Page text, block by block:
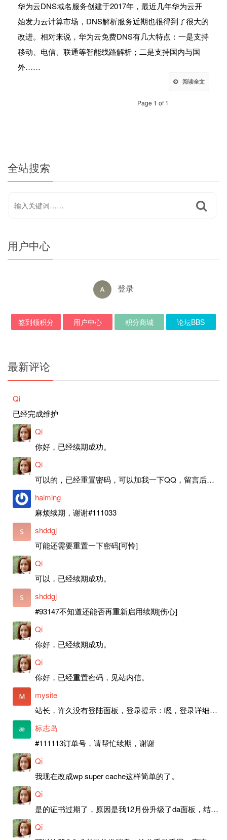
华为云DNS域名服务创建于2017年，最近几年华为云开
始发力云计算市场，DNS解析服务近期也很得到了很大的
改进。相对来说，华为云免费DNS有几大特点：一是支持
移动、电信、联通等智能线路解析；二是支持国内与国
外……
阅读全文
Page 1 of 1
全站搜索
用户中心
登录
签到领积分 用户中心 积分商城 论坛BBS
最新评论
Qi
已经完成维护
Qi
你好，已经续期成功。
Qi
可以的，已经重置密码，可以加我一下QQ，留言后我就发密码给你。
haiming
麻烦续期，谢谢#111033
shddgj
可能还需要重置一下密码[可怜]
Qi
可以，已经续期成功。
shddgj
#93147不知道还能否再重新启用续期[伤心]
Qi
你好，已经续期成功。
Qi
你好，已经重置密码，见站内信。
mysite
站长，许久没有登陆面板，登录提示：嗯，登录详细信息似乎不正确。请重试。 网站还可以正常使用。如果是密码问题请帮忙重置一下密码。谢谢。订单号：97790，账号：aa20210950。 站长，提交了工单，你回复续期成功，不过我的问题是面部登陆信息有问题，一直是初始密码，现在无法登陆，有时间麻烦排查一下。
标志岛
#111113订单号，请帮忙续期，谢谢
Qi
我现在改成wp super cache这样简单的了。
Qi
是的证书过期了，原因是我12月份升级了da面板，结果后台证书就不更新了，目前还在排查问题。切换PHP版本现在没有了，因为DA新版不支持。
Qi